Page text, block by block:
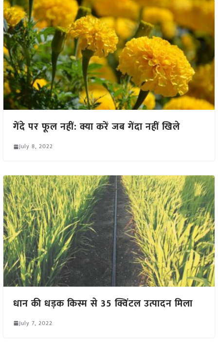
गेंदे पर फूल नहीं: क्या करें जब गेंदा नहीं खिले
July 8, 2022
धान की धड़क किस्म से 35 क्विंटल उत्पादन मिला
July 7, 2022